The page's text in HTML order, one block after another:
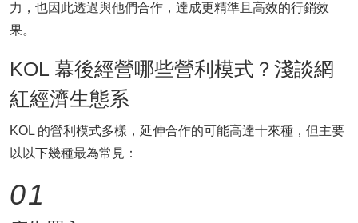
力，也因此透過與他們合作，達成更精準且高效的行銷效
果。
KOL 幕後經營哪些營利模式？淺談網
紅經濟生態系
KOL 的營利模式多樣，延伸合作的可能高達十來種，但主要
以以下幾種最為常見：
01